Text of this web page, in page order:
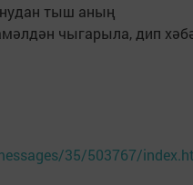
тыш аның
чыгарыла, дип
35/503767/